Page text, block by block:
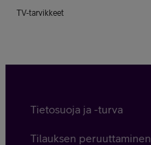
TV-tarvikkeet
Tietosuoja ja -turva
Tilauksen peruuttaminen